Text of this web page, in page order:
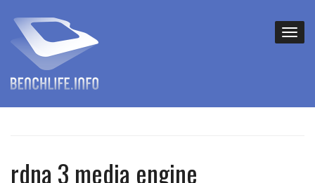
rdna 3 media engine